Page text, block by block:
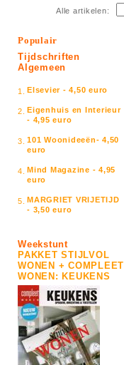
Alle artikelen:
Populair
Tijdschriften
Algemeen
1. Elsevier - 4,50 euro
2. Eigenhuis en Interieur
- 4,95 euro
3. 101 Woonideeën- 4,50
euro
4. Mind Magazine - 4,95
euro
5. MARGRIET VRIJETIJD
- 3,50 euro
Weekstunt
PAKKET STIJLVOL
WONEN + COMPLEET
WONEN: KEUKENS